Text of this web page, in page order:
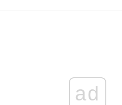
ad